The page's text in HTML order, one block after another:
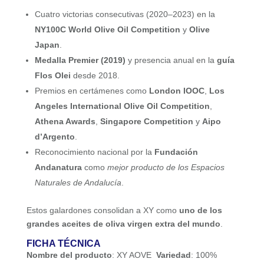
Cuatro victorias consecutivas (2020–2023) en la
NY100C World Olive Oil Competition y Olive
Japan
Medalla Premier (2019) y presencia anual en la guía
Flos Olei desde 2018.
Premios en certámenes como London IOOC, Los
Angeles International Olive Oil Competition
Athena Awards Singapore Competition y Aipo
d’Argento
Reconocimiento nacional por la Fundación
Andanaturacomo mejor producto de los Espacios
Naturales de Andalucía
Estos galardones consolidan a XY como uno de los
grandes aceites de oliva virgen extra del mundo
FICHA TÉCNICA
Nombre del producto: XY AOVE Variedad: 100%